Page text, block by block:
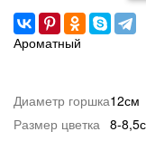
Ароматный
Диаметр горшка12см
Размер цветка 8-